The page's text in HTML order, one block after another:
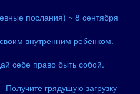
послания) ~ 8 сентября
внутренним ребенком.
себе право быть собой.
Получите грядущую загрузку